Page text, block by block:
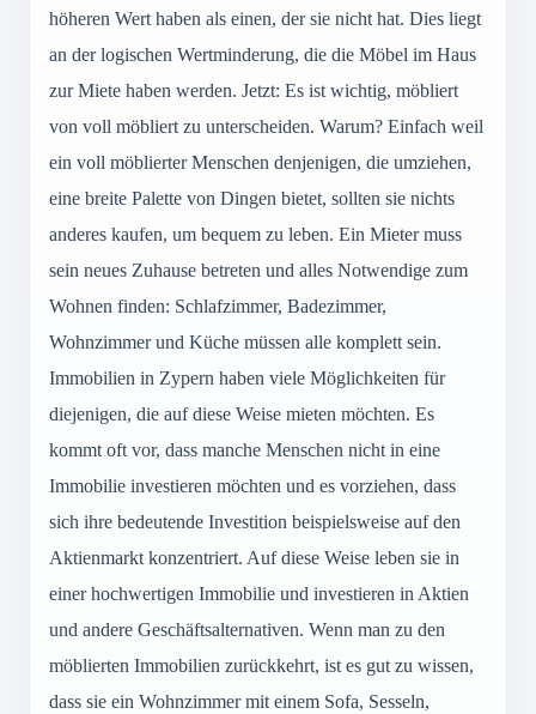
höheren Wert haben als einen, der sie nicht hat. Dies liegt
an der logischen Wertminderung, die die Möbel im Haus
zur Miete haben werden. Jetzt: Es ist wichtig, möbliert
von voll möbliert zu unterscheiden. Warum? Einfach weil
ein voll möblierter Menschen denjenigen, die umziehen,
eine breite Palette von Dingen bietet, sollten sie nichts
anderes kaufen, um bequem zu leben. Ein Mieter muss
sein neues Zuhause betreten und alles Notwendige zum
Wohnen finden: Schlafzimmer, Badezimmer,
Wohnzimmer und Küche müssen alle komplett sein.
Immobilien in Zypern haben viele Möglichkeiten für
diejenigen, die auf diese Weise mieten möchten. Es
kommt oft vor, dass manche Menschen nicht in eine
Immobilie investieren möchten und es vorziehen, dass
sich ihre bedeutende Investition beispielsweise auf den
Aktienmarkt konzentriert. Auf diese Weise leben sie in
einer hochwertigen Immobilie und investieren in Aktien
und andere Geschäftsalternativen. Wenn man zu den
möblierten Immobilien zurückkehrt, ist es gut zu wissen,
dass sie ein Wohnzimmer mit einem Sofa, Sesseln,